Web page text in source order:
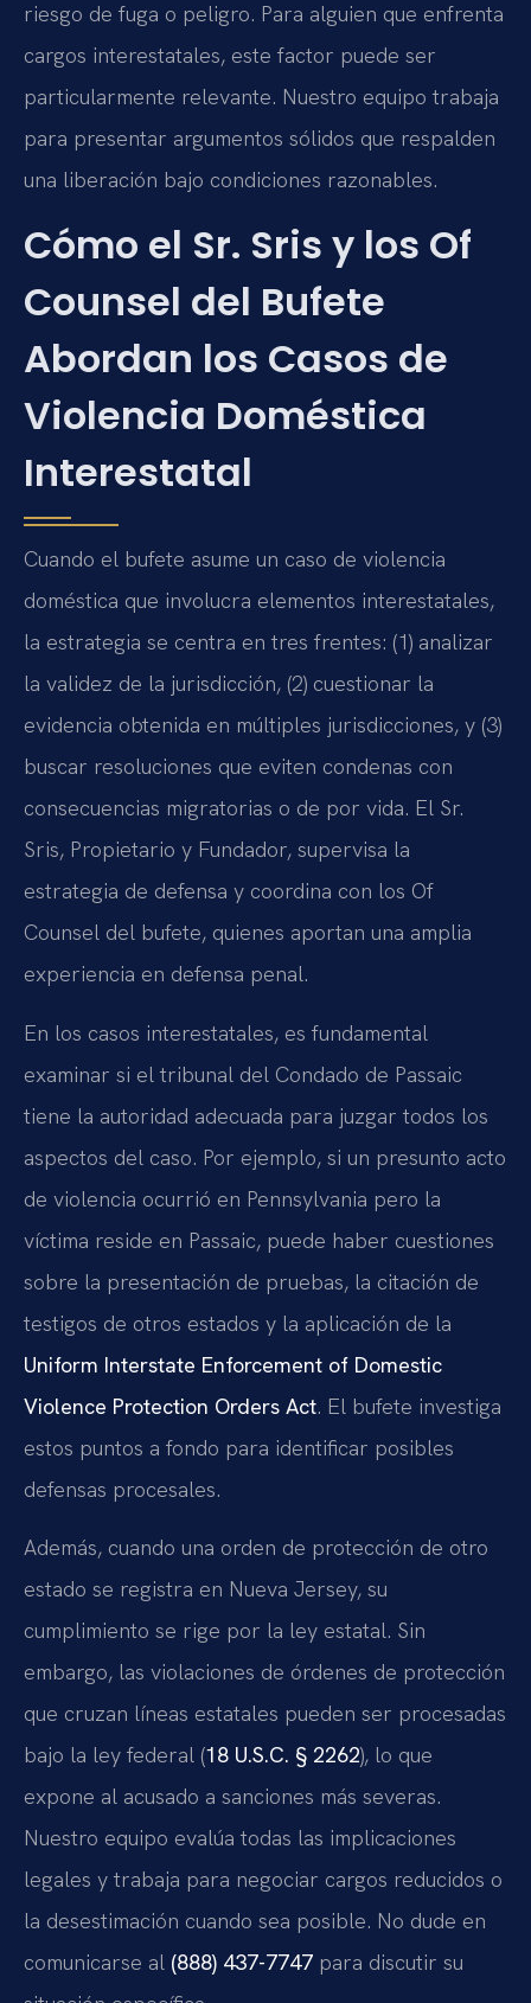
riesgo de fuga o peligro. Para alguien que enfrenta
cargos interestatales, este factor puede ser
particularmente relevante. Nuestro equipo trabaja
para presentar argumentos sólidos que respalden
una liberación bajo condiciones razonables.
Cómo el Sr. Sris y los Of
Counsel del Bufete
Abordan los Casos de
Violencia Doméstica
Interestatal
Cuando el bufete asume un caso de violencia
doméstica que involucra elementos interestatales,
la estrategia se centra en tres frentes: (1) analizar
la validez de la jurisdicción, (2) cuestionar la
evidencia obtenida en múltiples jurisdicciones, y (3)
buscar resoluciones que eviten condenas con
consecuencias migratorias o de por vida. El Sr.
Sris, Propietario y Fundador, supervisa la
estrategia de defensa y coordina con los Of
Counsel del bufete, quienes aportan una amplia
experiencia en defensa penal.
En los casos interestatales, es fundamental
examinar si el tribunal del Condado de Passaic
tiene la autoridad adecuada para juzgar todos los
aspectos del caso. Por ejemplo, si un presunto acto
de violencia ocurrió en Pennsylvania pero la
víctima reside en Passaic, puede haber cuestiones
sobre la presentación de pruebas, la citación de
testigos de otros estados y la aplicación de la
Uniform Interstate Enforcement of Domestic
Violence Protection Orders Act. El bufete investiga
estos puntos a fondo para identificar posibles
defensas procesales.
Además, cuando una orden de protección de otro
estado se registra en Nueva Jersey, su
cumplimiento se rige por la ley estatal. Sin
embargo, las violaciones de órdenes de protección
que cruzan líneas estatales pueden ser procesadas
bajo la ley federal (18 U.S.C. § 2262), lo que
expone al acusado a sanciones más severas.
Nuestro equipo evalúa todas las implicaciones
legales y trabaja para negociar cargos reducidos o
la desestimación cuando sea posible. No dude en
comunicarse al (888) 437-7747 para discutir su